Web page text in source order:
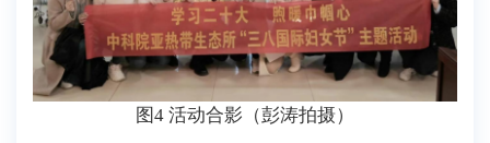
图4 活动合影（彭涛拍摄）